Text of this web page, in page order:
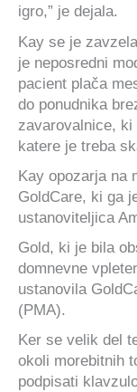
igro,” je dejala.
Kay se je
je neposredni
pacient plača
do ponudnika
zavarovalnice,
katere je treba
Kay opozarja na
GoldCare, ki ga
ustanoviteljica
Gold, ki je bila
domnevne
ustanovila
(PMA).
Ker se velik del
okoli morebitnih
podpisati